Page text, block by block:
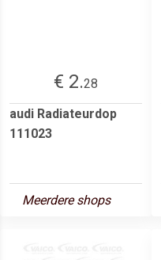
€ 2.28
audi Radiateurdop
111023
Meerdere shops